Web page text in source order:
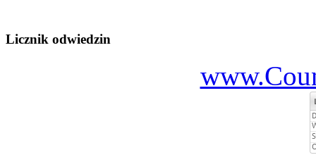
Licznik odwiedzin